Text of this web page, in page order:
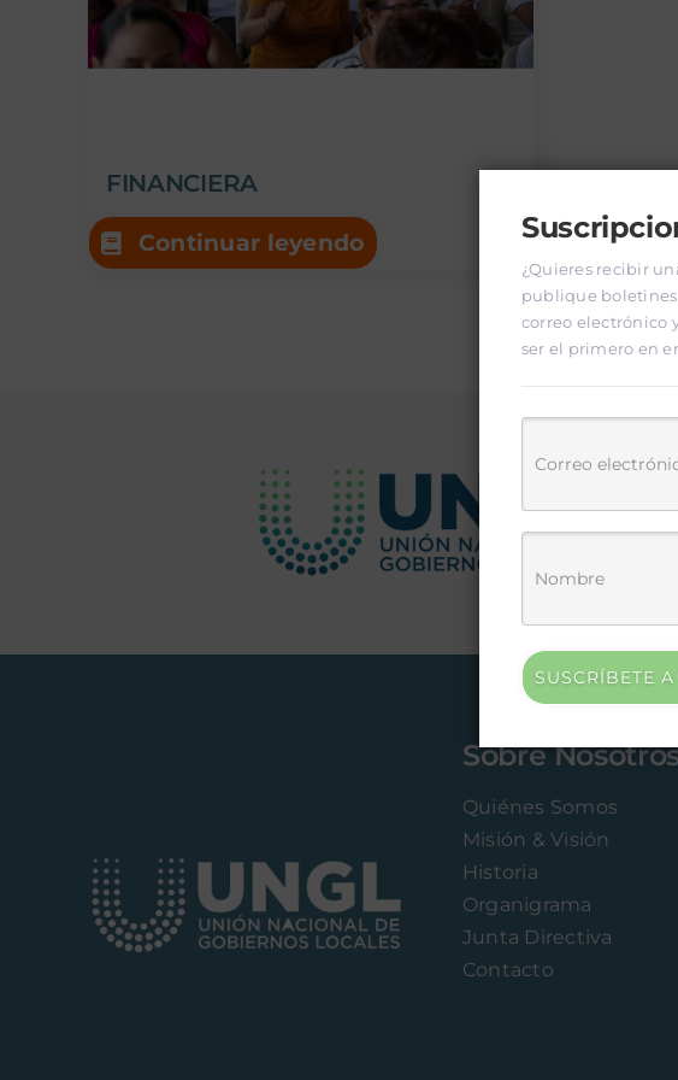
FINANCIERA
Continuar leyendo
Sobre
Quiénes Somos
Misión & Visión
Historia
Organigrama
Junta Directiva
Contacto
¿Quieres recibir
publique
correo electrónico
ser el primero en
SUSCRÍBETE